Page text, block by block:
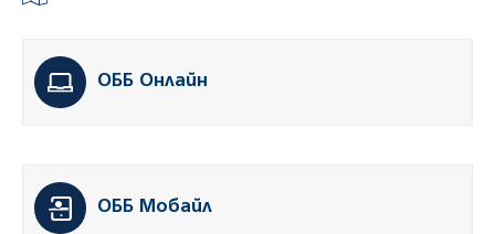
ОББ Онлайн
ОББ Мобайл